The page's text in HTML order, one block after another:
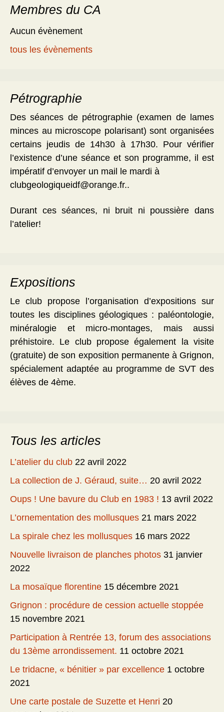
Membres du CA
Aucun évènement
tous les évènements
Pétrographie
Des séances de pétrographie (examen de lames
minces au microscope polarisant) sont organisées
certains jeudis de 14h30 à 17h30. Pour vérifier
l’existence d’une séance et son programme, il est
impératif d’envoyer un mail le mardi à
clubgeologiqueidf@orange.fr..
Durant ces séances, ni bruit ni poussière dans
l’atelier!
Expositions
Le club propose l’organisation d’expositions sur
toutes les disciplines géologiques : paléontologie,
minéralogie et micro-montages, mais aussi
préhistoire. Le club propose également la visite
(gratuite) de son exposition permanente à Grignon,
spécialement adaptée au programme de SVT des
élèves de 4ème.
Tous les articles
L’atelier du club 22 avril 2022
La collection de J. Géraud, suite… 20 avril 2022
Oups ! Une bavure du Club en 1983 ! 13 avril 2022
L’ornementation des mollusques 21 mars 2022
La spirale chez les mollusques 16 mars 2022
Nouvelle livraison de planches photos 31 janvier
2022
La mosaïque florentine 15 décembre 2021
Grignon : procédure de cession actuelle stoppée
15 novembre 2021
Participation à Rentrée 13, forum des associations
du 13ème arrondissement. 11 octobre 2021
Le tridacne, « bénitier » par excellence 1 octobre
2021
Une carte postale de Suzette et Henri 20